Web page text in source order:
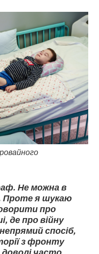
Не можна в
Проте я шукаю
про
де про війну
спосіб,
з фронту